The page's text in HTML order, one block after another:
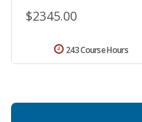
$2345.00
243 Course Hours